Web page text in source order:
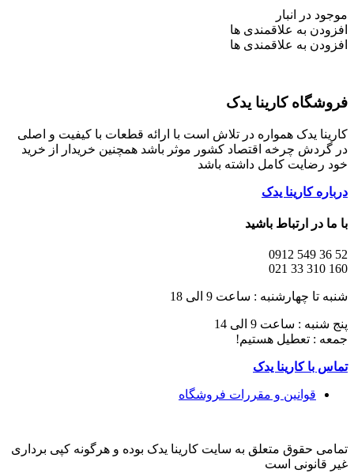
موجود در انبار
افزودن به علاقمندی ها
افزودن به علاقمندی ها
فروشگاه کارینا یدک
کارینا یدک همواره در تلاش است با ارائه قطعات با کیفیت و اصلی
در گردش چرخه اقتصاد کشور موثر باشد همچنین خریدار از خرید
خود رضایت کامل داشته باشد
درباره کارینا یدک
با ما در ارتباط باشید
52 36 549 0912
160 310 33 021
شنبه تا چهارشنبه : ساعت 9 الی 18
پنج شنبه : ساعت 9 الی 14
جمعه : تعطیل هستیم!
تماس با کارینا یدک
قوانین و مقررات فروشگاه
تمامی حقوق متعلق به سایت کارینا یدک بوده و هرگونه کپی برداری
غیر قانونی است